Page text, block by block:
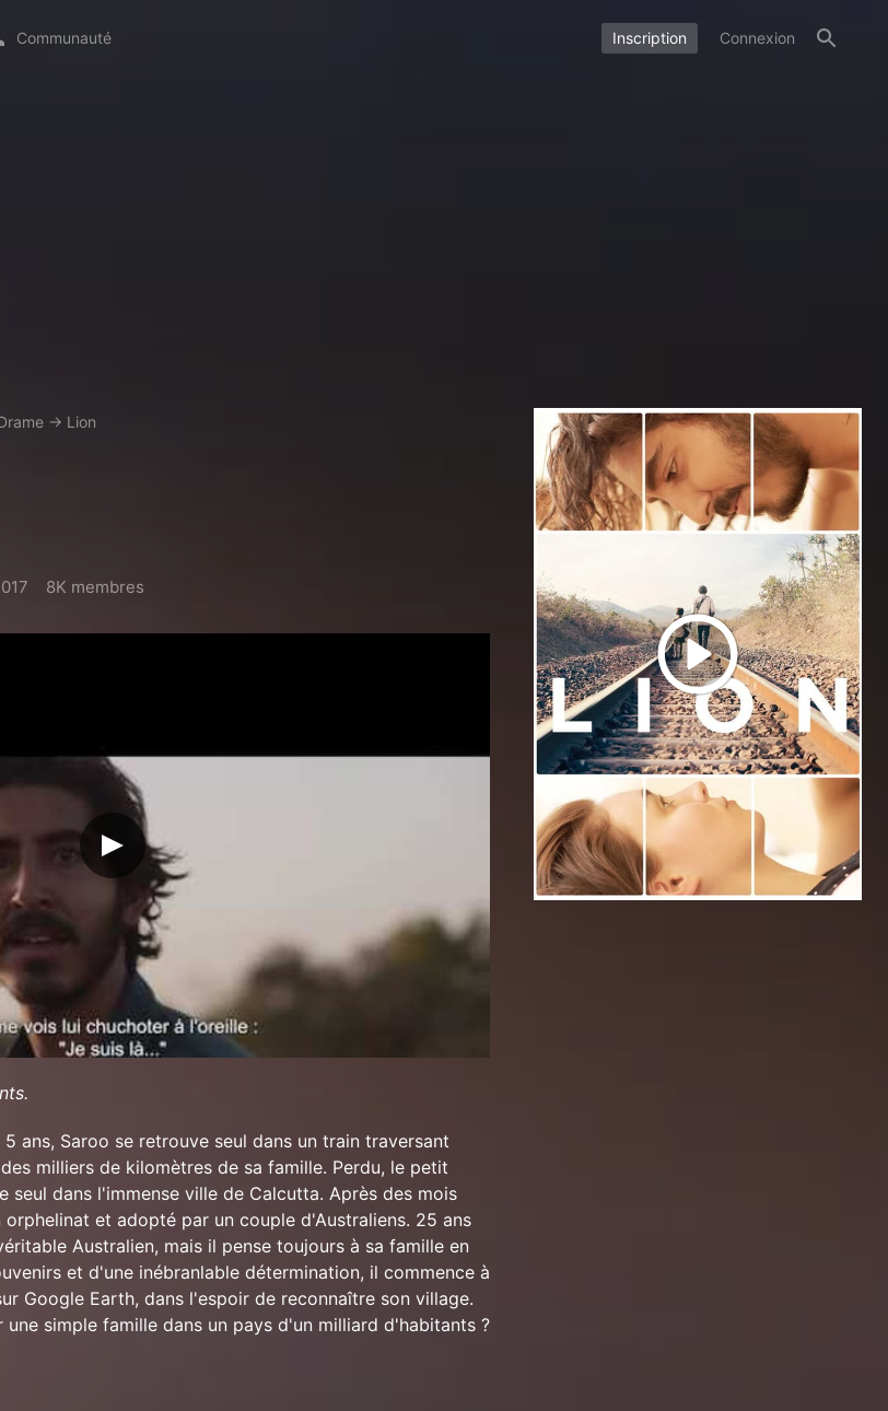
Communauté Inscription Connexion
→ Lion
8K membres
ans, Saroo se retrouve seul dans un train traversant
milliers de kilomètres de sa famille. Perdu, le petit
seul dans l'immense ville de Calcutta. Après des mois
et adopté par un couple d'Australiens. 25 ans
Australien, mais il pense toujours à sa famille en
et d'une inébranlable détermination, il commence à
Google Earth, dans l'espoir de reconnaître son village.
simple famille dans un pays d'un milliard d'habitants ?